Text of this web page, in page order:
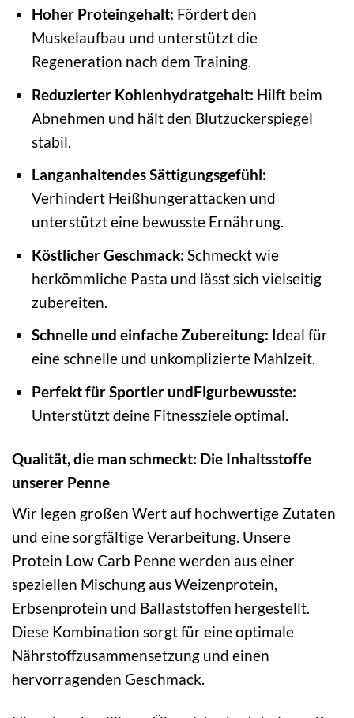
Hoher Proteingehalt: Fördert den
Muskelaufbau und unterstützt die
Regeneration nach dem Training.
Reduzierter Kohlenhydratgehalt: Hilft beim
Abnehmen und hält den Blutzuckerspiegel
stabil.
Langanhaltendes Sättigungsgefühl:
Verhindert Heißhungerattacken und
unterstützt eine bewusste Ernährung.
Köstlicher Geschmack: Schmeckt wie
herkömmliche Pasta und lässt sich vielseitig
zubereiten.
Schnelle und einfache Zubereitung: Ideal für
eine schnelle und unkomplizierte Mahlzeit.
Perfekt für Sportler undFigurbewusste:
Unterstützt deine Fitnessziele optimal.
Qualität, die man schmeckt: Die Inhaltsstoffe
unserer Penne
Wir legen großen Wert auf hochwertige Zutaten
und eine sorgfältige Verarbeitung. Unsere
Protein Low Carb Penne werden aus einer
speziellen Mischung aus Weizenprotein,
Erbsenprotein und Ballaststoffen hergestellt.
Diese Kombination sorgt für eine optimale
Nährstoffzusammensetzung und einen
hervorragenden Geschmack.